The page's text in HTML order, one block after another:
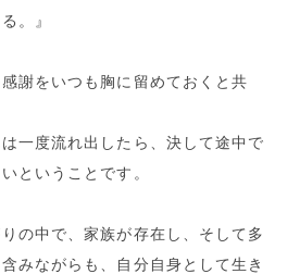
。』
謝をいつも胸に留めておくと共
一度流れ出したら、決して途中で
ということです。
の中で、家族が存在し、そして多
みながらも、自分自身として生き